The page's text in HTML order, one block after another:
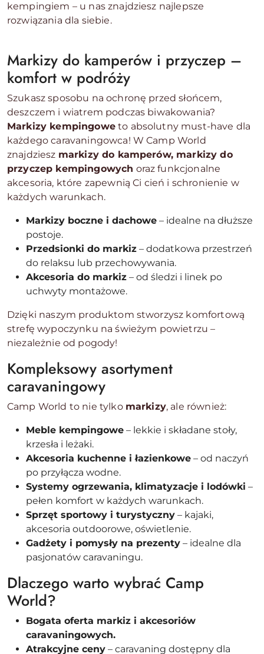
kempingiem – u nas znajdziesz najlepsze
rozwiązania dla siebie.
Markizy do kamperów i przyczep –
komfort w podróży
Szukasz sposobu na ochronę przed słońcem,
deszczem i wiatrem podczas biwakowania?
Markizy kempingoweto absolutny must-have dla
każdego caravaningowca! W Camp World
znajdziesz markizy do kamperów, markizy do
przyczep kempingowych oraz funkcjonalne
akcesoria, które zapewnią Ci cień i schronienie w
każdych warunkach.
Markizy boczne i dachowe – idealne na dłuższe
postoje.
Przedsionki do markiz – dodatkowa przestrzeń
do relaksu lub przechowywania.
Akcesoria do markiz – od śledzi i linek po
uchwyty montażowe.
Dzięki naszym produktom stworzysz komfortową
strefę wypoczynku na świeżym powietrzu –
niezależnie od pogody!
Kompleksowy asortyment
caravaningowy
Camp World to nie tylko markizy, ale również:
Meble kempingowe – lekkie i składane stoły,
krzesła i leżaki.
Akcesoria kuchenne i łazienkowe – od naczyń
po przyłącza wodne.
Systemy ogrzewania, klimatyzacje i lodówki –
pełen komfort w każdych warunkach.
Sprzęt sportowy i turystyczny – kajaki,
akcesoria outdoorowe, oświetlenie.
Gadżety i pomysły na prezenty – idealne dla
pasjonatów caravaningu.
Dlaczego warto wybrać Camp
World?
Bogata oferta markiz i akcesoriów
caravaningowych.
Atrakcyjne ceny – caravaning dostępny dla